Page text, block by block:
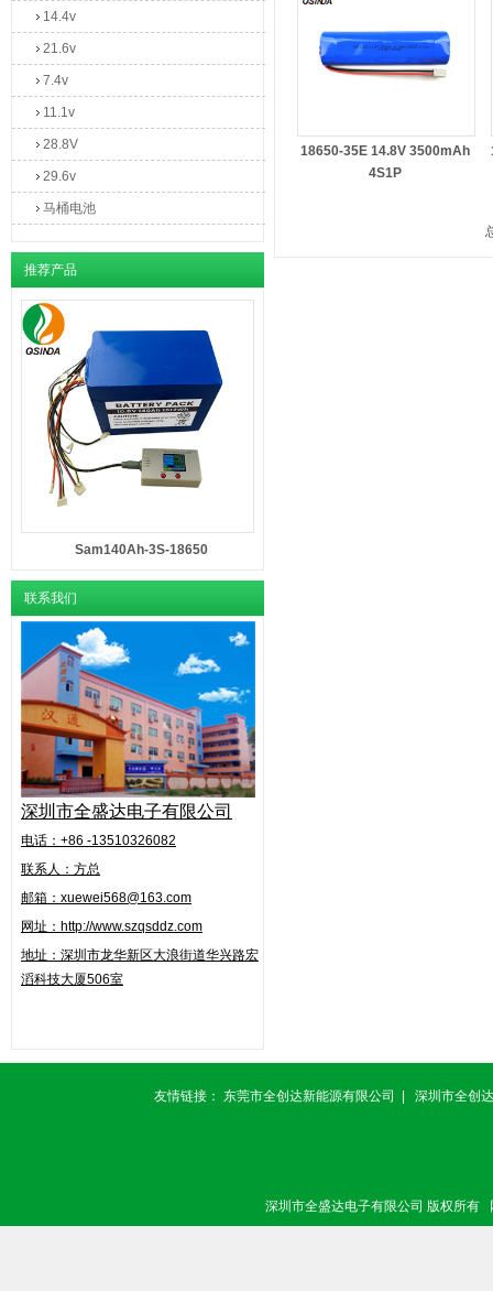
14.4v
21.6v
7.4v
11.1v
28.8V
29.6v
马桶电池
推荐产品
Sam140Ah-3S-18650
联系我们
深圳市全盛达电子有限公司
电话：+86 -13510326082
联系人：方总
邮箱：xuewei568@163.com
网址：http://www.szqsddz.com
地址： 深圳市龙华新区大浪街道华兴路宏
滔科技大厦506室
18650-35E 14.8V 3500mAh
4S1P
友情链接： 东莞市全创达新能源有限公司 深圳市全创
深圳市全盛达电子有限公司 版权所有